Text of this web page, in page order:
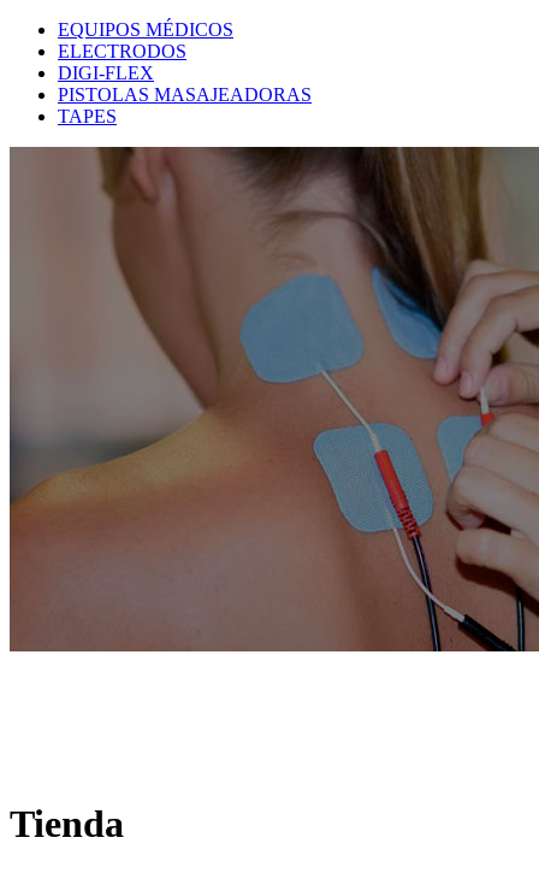
EQUIPOS MÉDICOS
ELECTRODOS
DIGI-FLEX
PISTOLAS MASAJEADORAS
TAPES
Tienda